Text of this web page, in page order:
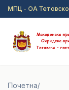
Прејди на
МПЦ - ОА Тетовско
Почетна/